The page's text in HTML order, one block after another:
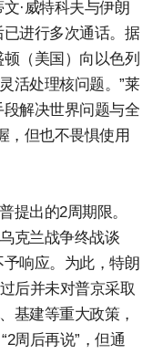
·威特科夫与伊朗
进行多次通话。据
（美国）向以色列
活处理核问题。”莱
解决世界问题与全
，但也不畏惧使用
提出的2周期限。
克兰战争终战谈
响应。为此，特朗
后并未对普京采取
基建等重大政策，
周后再说”，但通